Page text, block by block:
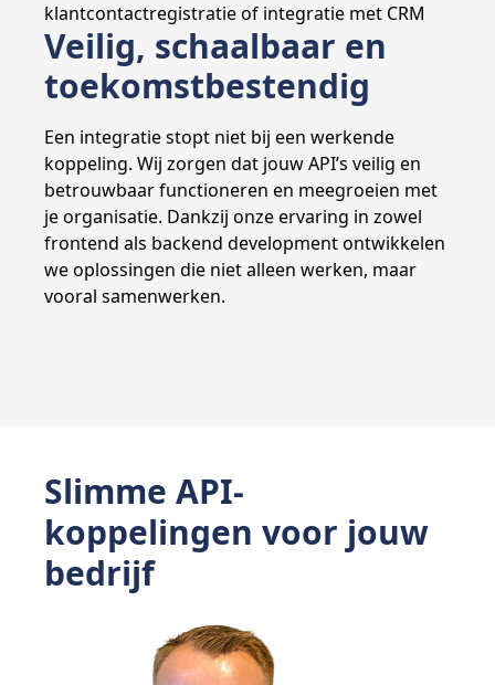
klantcontactregistratie of integratie met CRM
Veilig, schaalbaar en
toekomstbestendig
Een integratie stopt niet bij een werkende
koppeling. Wij zorgen dat jouw API’s veilig en
betrouwbaar functioneren en meegroeien met
je organisatie. Dankzij onze ervaring in zowel
frontend als backend development ontwikkelen
we oplossingen die niet alleen werken, maar
vooral samenwerken.
Slimme API-
koppelingen voor jouw
bedrijf